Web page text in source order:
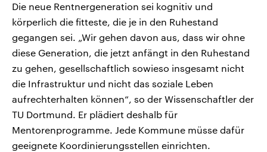
Die neue Rentnergeneration sei kognitiv und
körperlich die fitteste, die je in den Ruhestand
gegangen sei. „Wir gehen davon aus, dass wir ohne
diese Generation, die jetzt anfängt in den Ruhestand
zu gehen, gesellschaftlich sowieso insgesamt nicht
die Infrastruktur und nicht das soziale Leben
aufrechterhalten können“, so der Wissenschaftler der
TU Dortmund. Er plädiert deshalb für
Mentorenprogramme. Jede Kommune müsse dafür
geeignete Koordinierungsstellen einrichten.